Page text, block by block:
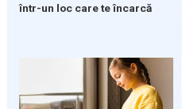
într-un loc care te încarcă